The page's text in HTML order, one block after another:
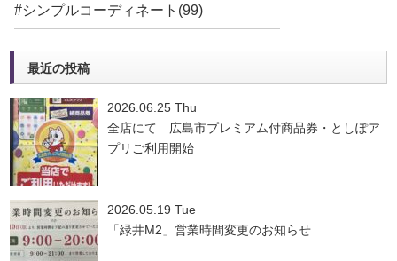
#シンプルコーディネート(99)
最近の投稿
2026.06.25 Thu
全店にて 広島市プレミアム付商品券・としぽア
プリご利用開始
2026.05.19 Tue
「緑井M2」営業時間変更のお知らせ